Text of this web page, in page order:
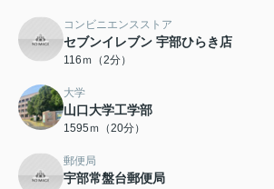
コンビニエンスストア
セブンイレブン 宇部ひらき店
116ｍ（2分）
大学
山口大学工学部
1595ｍ（20分）
郵便局
宇部常盤台郵便局